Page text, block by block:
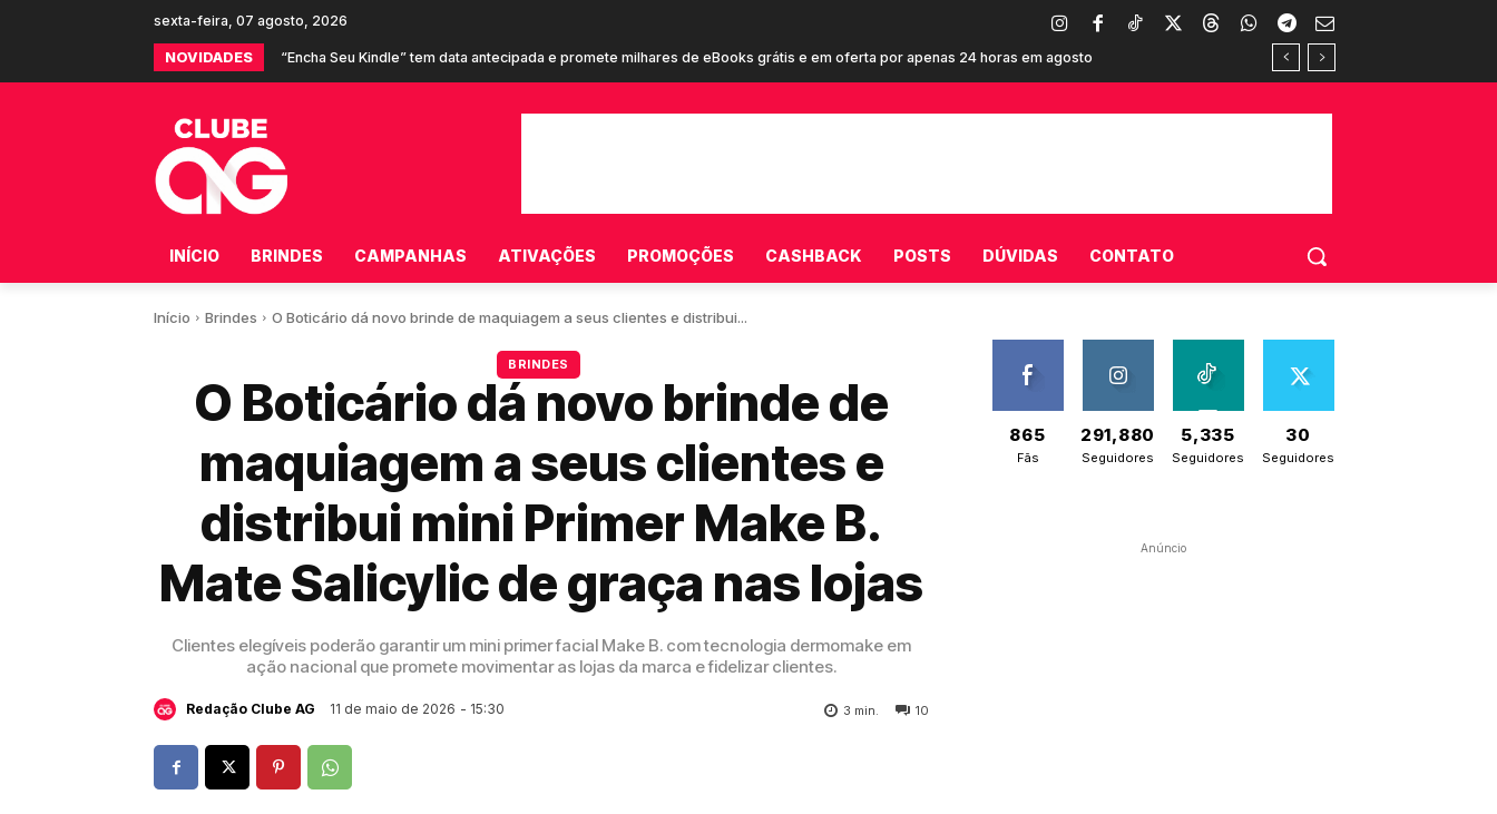
sexta-feira, 07 agosto, 2026
NOVIDADES “Encha Seu Kindle” tem data antecipada e promete milhares de eBooks grátis e em oferta por apenas 24 horas em agosto
Shopee e Burger King oferecem cupom de R$ 20 em campanha inédita estrelada por Terry Crews para consumidores brasileiros
INÍCIO BRINDES CAMPANHAS ATIVAÇÕES PROMOÇÕES CASHBACK POSTS DÚVIDAS CONTATO
Início Brindes O Boticário dá novo brinde de maquiagem a seus clientes e distribui...
BRINDES
O Boticário dá novo brinde de
maquiagem a seus clientes e
distribui mini Primer Make B.
Mate Salicylic de graça nas lojas
Clientes elegíveis poderão garantir um mini primer facial Make B. com tecnologia dermomake em
ação nacional que promete movimentar as lojas da marca e fidelizar clientes.
Redação Clube AG 11 de maio de 2026 - 15:30 10
3 min.
865
Fãs
291,880
Seguidores
5,335
Seguidores
30
Seguidores
Anúncio